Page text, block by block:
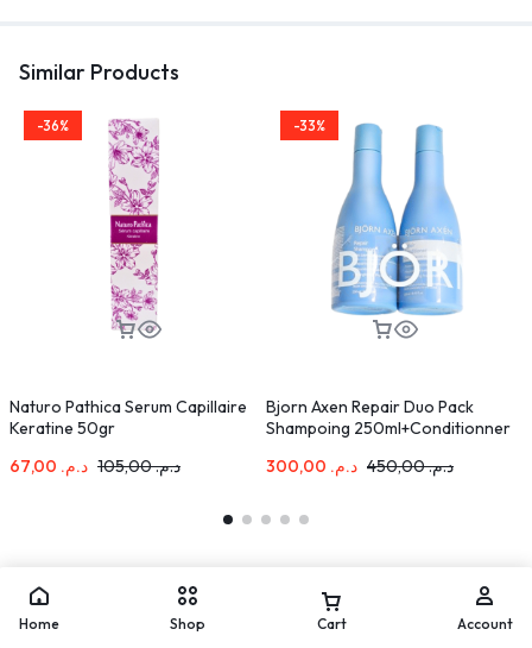
Similar Products
-36%
Naturo Pathica Serum Capillaire
Keratine 50gr
د.م.
د.م.105,00
-33%
Bjorn Axen Repair Duo Pack
Shampoing 250ml+Conditionner
د.م. د.م.450,00
Home Shop Cart Account